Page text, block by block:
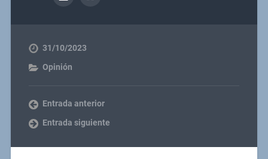
31/10/2023
Opinión
Entrada anterior
Entrada siguiente